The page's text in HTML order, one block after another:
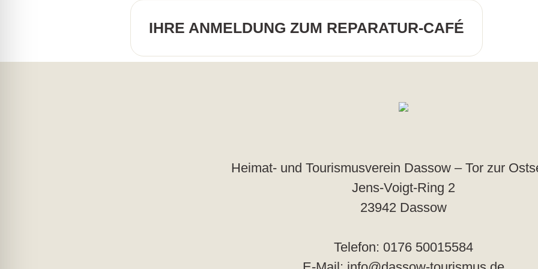
IHRE ANMELDUNG ZUM REPARATUR-CAFÉ
Heimat- und Tourismusverein Dassow – Tor zur
Jens-Voigt-Ring 2
23942 Dassow
Telefon: 0176 50015584